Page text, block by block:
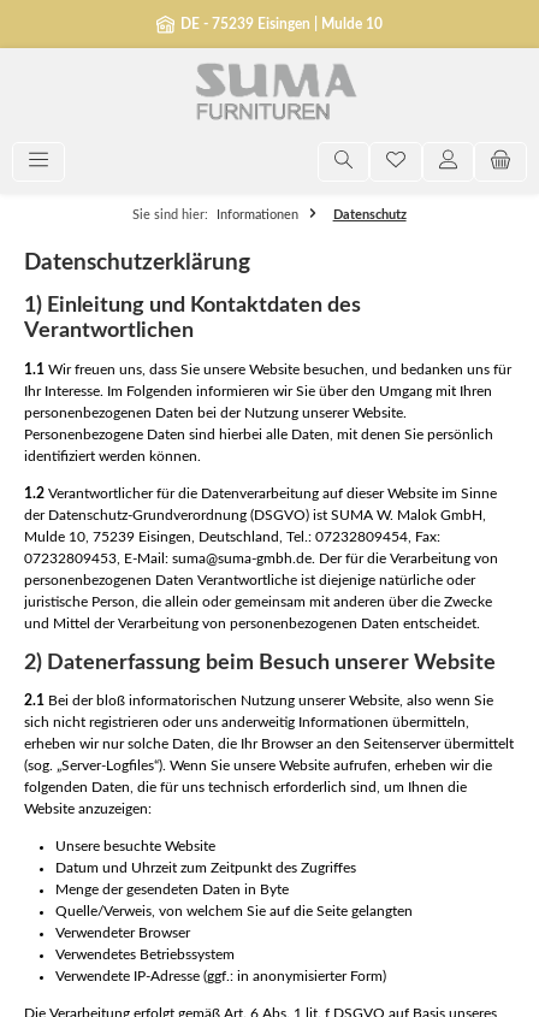
DE - 75239 Eisingen | Mulde 10
Sie sind hier: Informationen Datenschutz
Datenschutzerklärung
1) Einleitung und Kontaktdaten des
Verantwortlichen
1.1 Wir freuen uns, dass Sie unsere Website besuchen, und bedanken uns für
Ihr Interesse. Im Folgenden informieren wir Sie über den Umgang mit Ihren
personenbezogenen Daten bei der Nutzung unserer Website.
Personenbezogene Daten sind hierbei alle Daten, mit denen Sie persönlich
identifiziert werden können.
1.2 Verantwortlicher für die Datenverarbeitung auf dieser Website im Sinne
der Datenschutz-Grundverordnung (DSGVO) ist SUMA W. Malok GmbH,
Mulde 10, 75239 Eisingen, Deutschland, Tel.: 07232809454, Fax:
07232809453, E-Mail: suma@suma-gmbh.de. Der für die Verarbeitung von
personenbezogenen Daten Verantwortliche ist diejenige natürliche oder
juristische Person, die allein oder gemeinsam mit anderen über die Zwecke
und Mittel der Verarbeitung von personenbezogenen Daten entscheidet.
2) Datenerfassung beim Besuch unserer Website
2.1 Bei der bloß informatorischen Nutzung unserer Website, also wenn Sie
sich nicht registrieren oder uns anderweitig Informationen übermitteln,
erheben wir nur solche Daten, die Ihr Browser an den Seitenserver übermittelt
(sog. „Server-Logfiles“). Wenn Sie unsere Website aufrufen, erheben wir die
folgenden Daten, die für uns technisch erforderlich sind, um Ihnen die
Website anzuzeigen:
Unsere besuchte Website
Datum und Uhrzeit zum Zeitpunkt des Zugriffes
Menge der gesendeten Daten in Byte
Quelle/Verweis, von welchem Sie auf die Seite gelangten
Verwendeter Browser
Verwendetes Betriebssystem
Verwendete IP-Adresse (ggf.: in anonymisierter Form)
Die Verarbeitung erfolgt gemäß Art. 6 Abs. 1 lit. f DSGVO auf Basis unseres